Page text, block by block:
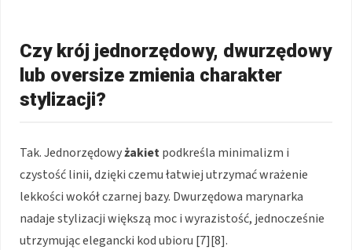
Czy krój jednorzędowy, dwurzędowy
lub oversize zmienia charakter
stylizacji?
Tak. Jednorzędowyżakietpodkreśla minimalizm i
czystość linii, dzięki czemu łatwiej utrzymać wrażenie
lekkości wokół czarnej bazy. Dwurzędowa marynarka
nadaje stylizacji większą moc i wyrazistość, jednocześnie
utrzymując elegancki kod ubioru [7][8].